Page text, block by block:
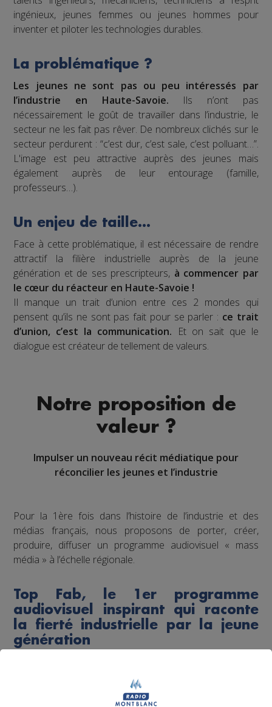
ingénieux, jeunes femmes ou jeunes hommes pour
inventer et piloter les technologies durables.
La problématique ?
Les jeunes ne sont pas ou peu intéressés par
l’industrie en Haute-Savoie. Ils n’ont pas
nécessairement le goût de travailler dans l’industrie, le
secteur ne les fait pas rêver. De nombreux clichés sur le
secteur perdurent : “c’est dur, c’est sale, c’est polluant…”.
L'image est peu attractive auprès des jeunes mais
également auprès de leur entourage (famille,
professeurs…).
Un enjeu de taille…
Face à cette problématique, il est nécessaire de rendre
attractif la filière industrielle auprès de la jeune
génération et de ses prescripteurs, à commencer par
le cœur du réacteur en Haute-Savoie !
Il manque un trait d’union entre ces 2 mondes qui
pensent qu’ils ne sont pas fait pour se parler : ce trait
d’union, c’est la communication. Et on sait que le
dialogue est créateur de tellement de valeurs.
Notre proposition de
valeur ?
Impulser un nouveau récit médiatique pour
réconcilier les jeunes et l’industrie
Pour la 1ère fois dans l’histoire de l’industrie et des
médias français, nous proposons de porter, créer,
produire, diffuser un programme audiovisuel « mass
média » à l’échelle régionale.
Top Fab, le 1er programme
audiovisuel inspirant qui raconte
la fierté industrielle par la jeune
génération
nouvelle perception désirable suscitée pour la cuisine
suite à l’impulsion et la récurrence média depuis 15 ans.